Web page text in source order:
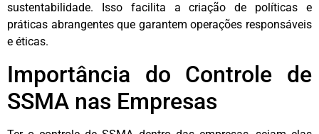
sustentabilidade. Isso facilita a criação de políticas e
práticas abrangentes que garantem operações responsáveis
e éticas.
Importância do Controle de
SSMA nas Empresas